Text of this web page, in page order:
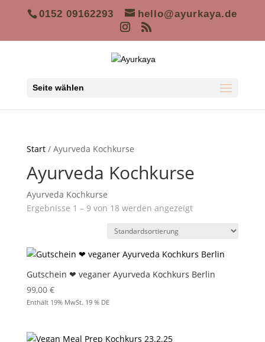
0152 09162293 hello@ayurkaya.de
Seite wählen
Start/ Ayurveda Kochkurse
Ayurveda Kochkurse
Ayurveda Kochkurse
Ergebnisse 1 – 9 von 18 werden angezeigt
Gutschein ❤︎ veganer Ayurveda Kochkurs Berlin
99,00 €
Enthält 19% MwSt. 19 % DE